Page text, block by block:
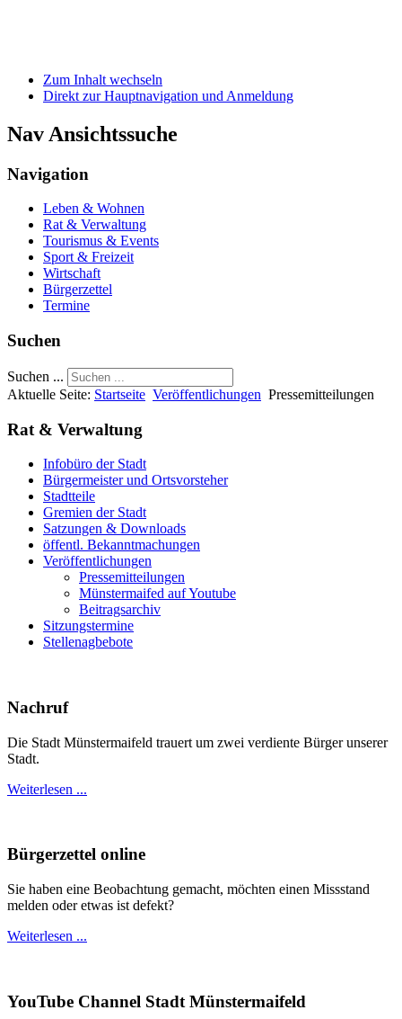
Zum Inhalt wechseln
Direkt zur Hauptnavigation und Anmeldung
Nav Ansichtssuche
Navigation
Leben & Wohnen
Rat & Verwaltung
Tourismus & Events
Sport & Freizeit
Wirtschaft
Bürgerzettel
Termine
Suchen
Suchen ...
Aktuelle Seite: Startseite Veröffentlichungen Pressemitteilungen
Rat & Verwaltung
Infobüro der Stadt
Bürgermeister und Ortsvorsteher
Stadtteile
Gremien der Stadt
Satzungen & Downloads
öffentl. Bekanntmachungen
Veröffentlichungen
Pressemitteilungen
Münstermaifed auf Youtube
Beitragsarchiv
Sitzungstermine
Stellenagbebote
Nachruf
Die Stadt Münstermaifeld trauert um zwei verdiente Bürger unserer
Stadt.
Weiterlesen ...
Bürgerzettel online
Sie haben eine Beobachtung gemacht, möchten einen Missstand
melden oder etwas ist defekt?
Weiterlesen ...
YouTube Channel Stadt Münstermaifeld